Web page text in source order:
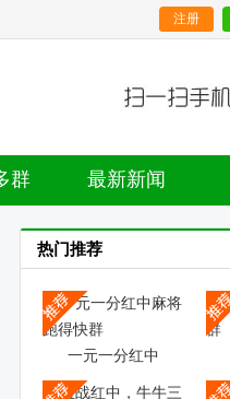
注册
群 最新新闻
热门推荐
一元一分红中